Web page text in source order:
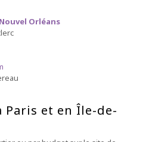
Orléans
et en Île-de-